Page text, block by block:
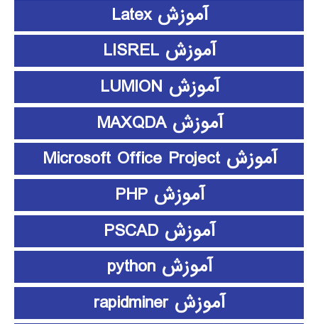
آموزش Latex
آموزش LISREL
آموزش LUMION
آموزش MAXQDA
آموزش Microsoft Office Project
آموزش PHP
آموزش PSCAD
آموزش python
آموزش rapidminer